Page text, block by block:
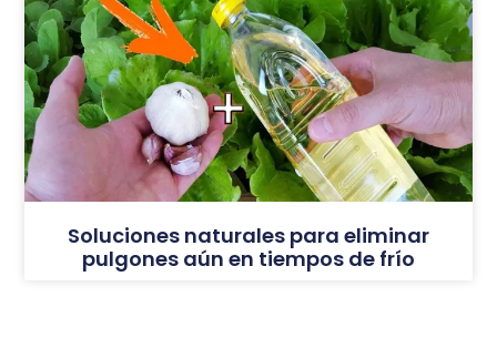
Soluciones naturales para eliminar
pulgones aún en tiempos de frío